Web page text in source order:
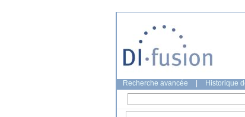
Recherche avancée Historique